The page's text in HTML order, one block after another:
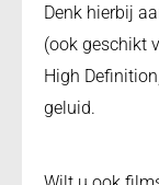
Denk hierbij
(ook geschikt
High
geluid.